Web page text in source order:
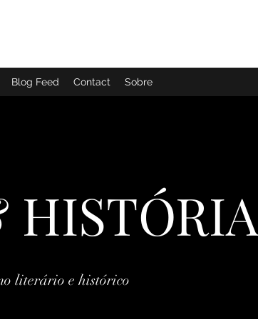
Blog Feed Contact Sobre
HISTÓRIA
literário e histórico